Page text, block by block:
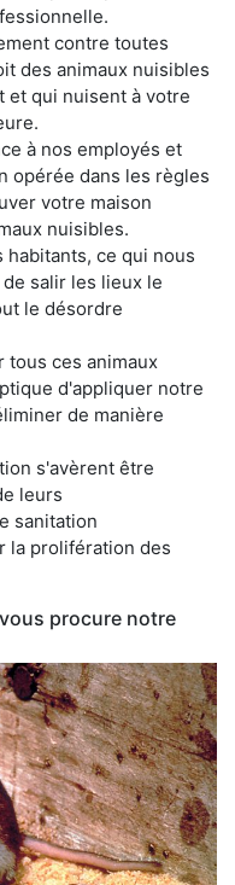
contre toutes
des animaux nuisibles
et qui nuisent à votre
à nos employés et
opérée dans les règles
votre maison
nuisibles.
ce qui nous
salir les lieux le
le désordre
tous ces animaux
d'appliquer notre
de manière
s'avèrent être
leurs
sanitation
la prolifération des
procure notre